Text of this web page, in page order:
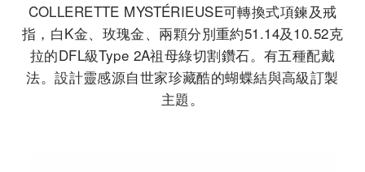
COLLERETTE MYSTÉRIEUSE可轉換式項鍊及戒
指，白K金、玫瑰金、兩顆分別重約51.14及10.52克
拉的DFL級Type 2A祖母綠切割鑽石。有五種配戴
法。設計靈感源自世家珍藏酷的蝴蝶結與高級訂製
主題。